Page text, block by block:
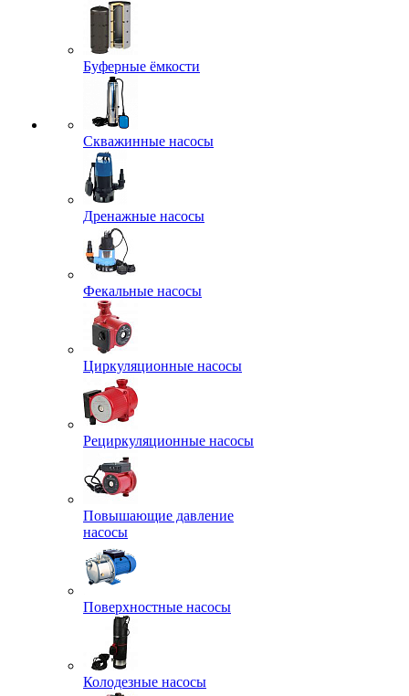
Буферные ёмкости
Скважинные насосы
Дренажные насосы
Фекальные насосы
Циркуляционные насосы
Рециркуляционные насосы
Повышающие давление
насосы
Поверхностные насосы
Колодезные насосы